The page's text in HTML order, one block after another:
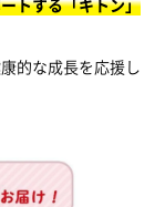
トする「キトン」
的な成長を応援し